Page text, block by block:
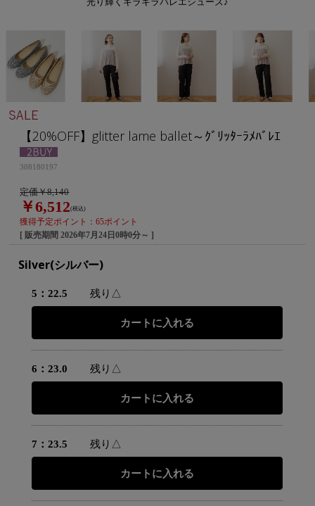
【20%OFF】glitter lame ballet～ｸﾞﾘｯﾀｰﾗﾒﾊﾞﾚｴ
308180197
定価￥8,140
￥6,512(税込)
獲得予定ポイント：65ポイント
[ 販売期間2026年7月24日0時0分～ ]
Silver(シルバー)
5：22.5 残り△
6：23.0 残り△
7：23.5 残り△